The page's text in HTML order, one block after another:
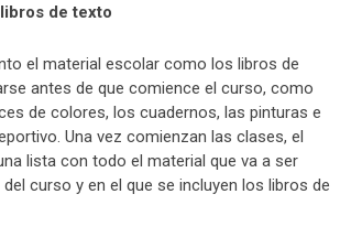
de texto
el material escolar como los libros de
antes de que comience el curso, como
de colores, los cuadernos, las pinturas e
Una vez comienzan las clases, el
lista con todo el material que va a ser
curso y en el que se incluyen los libros de